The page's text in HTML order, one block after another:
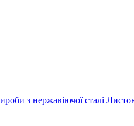
з нержавіючої сталі